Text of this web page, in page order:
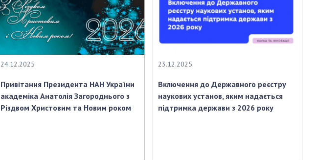
24.12.2025
Привітання Президента НАН України
академіка Анатолія Загороднього з
Різдвом Христовим та Новим роком
23.12.2025
Включення до Державного реєстру
наукових установ, яким надається
підтримка держави з 2026 року